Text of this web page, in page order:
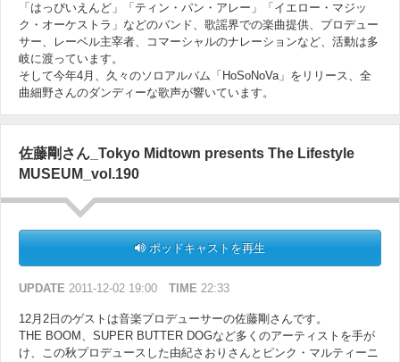
「はっぴいえんど」「ティン・パン・アレー」「イエロー・マジッ
ク・オーケストラ」などのバンド、歌謡界での楽曲提供、プロデュー
サー、レーベル主宰者、コマーシャルのナレーションなど、活動は多
岐に渡っています。
そして今年4月、久々のソロアルバム「HoSoNoVa」をリリース、全
曲細野さんのダンディーな歌声が響いています。
佐藤剛さん_Tokyo Midtown presents The Lifestyle
MUSEUM_vol.190
ポッドキャストを再生
UPDATE 2011-12-02 19:00 TIME 22:33
12月2日のゲストは音楽プロデューサーの佐藤剛さんです。
THE BOOM、SUPER BUTTER DOGなど多くのアーティストを手が
け、この秋プロデュースした由紀さおりさんとピンク・マルティーニ